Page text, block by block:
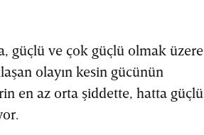
güçlü ve çok güçlü olmak üzere
olayın kesin gücünün
en az orta şiddette, hatta güçlü